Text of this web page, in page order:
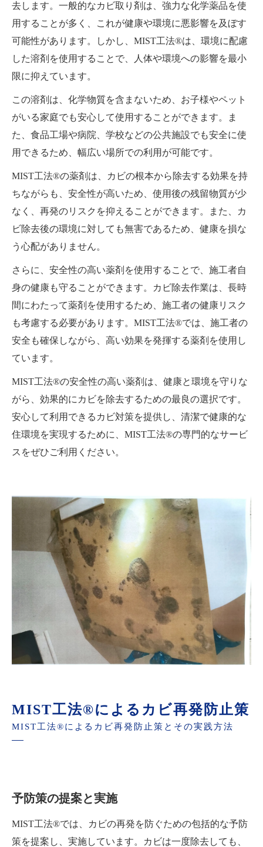
去します。一般的なカビ取り剤は、強力な化学薬品を使
用することが多く、これが健康や環境に悪影響を及ぼす
可能性があります。しかし、MIST工法®は、環境に配慮
した溶剤を使用することで、人体や環境への影響を最小
限に抑えています。
この溶剤は、化学物質を含まないため、お子様やペット
がいる家庭でも安心して使用することができます。ま
た、食品工場や病院、学校などの公共施設でも安全に使
用できるため、幅広い場所での利用が可能です。
MIST工法®の薬剤は、カビの根本から除去する効果を持
ちながらも、安全性が高いため、使用後の残留物質が少
なく、再発のリスクを抑えることができます。また、カ
ビ除去後の環境に対しても無害であるため、健康を損な
う心配がありません。
さらに、安全性の高い薬剤を使用することで、施工者自
身の健康も守ることができます。カビ除去作業は、長時
間にわたって薬剤を使用するため、施工者の健康リスク
も考慮する必要があります。MIST工法®では、施工者の
安全も確保しながら、高い効果を発揮する薬剤を使用し
ています。
MIST工法®の安全性の高い薬剤は、健康と環境を守りな
がら、効果的にカビを除去するための最良の選択です。
安心して利用できるカビ対策を提供し、清潔で健康的な
住環境を実現するために、MIST工法®の専門的なサービ
スをぜひご利用ください。
MIST工法®によるカビ再発防止策
MIST工法®によるカビ再発防止策とその実践方法
予防策の提案と実施
MIST工法®では、カビの再発を防ぐための包括的な予防
策を提案し、実施しています。カビは一度除去しても、